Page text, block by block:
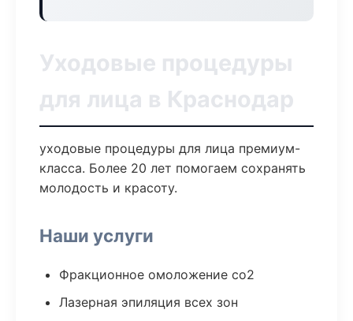
Уходовые процедуры
для лица в Краснодар
уходовые процедуры для лица премиум-
класса. Более 20 лет помогаем сохранять
молодость и красоту.
Наши услуги
Фракционное омоложение co2
Лазерная эпиляция всех зон